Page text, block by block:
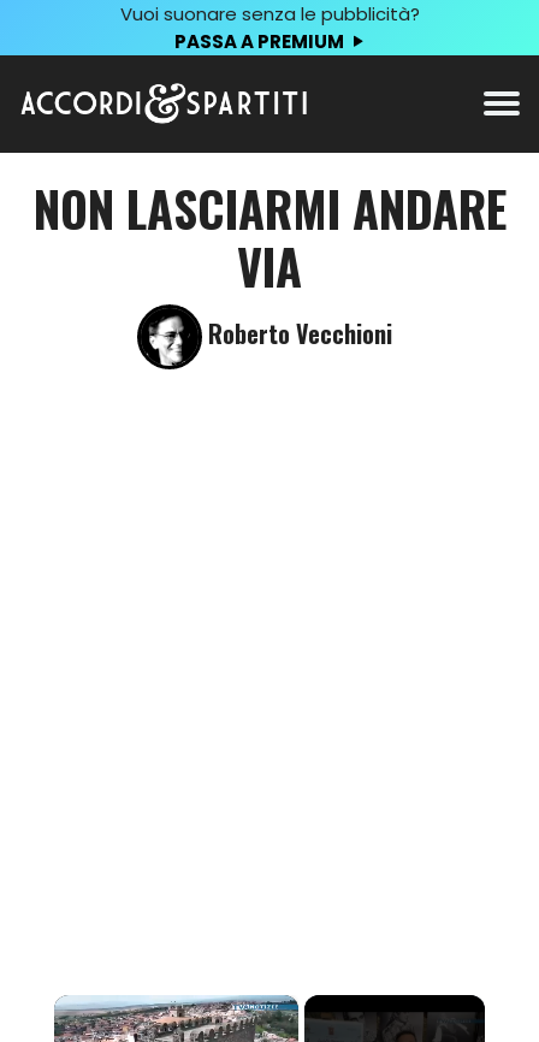
Vuoi suonare senza le pubblicità?
PASSA A PREMIUM
NON LASCIARMI ANDARE
VIA
Roberto Vecchioni
×